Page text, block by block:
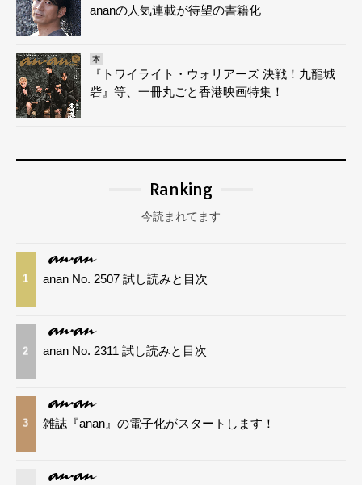
ananの人気連載が待望の書籍化
本
『トワイライト・ウォリアーズ 決戦！九龍城
砦』等、一冊丸ごと香港映画特集！
Ranking
今読まれてます
1 anan No. 2507 試し読みと目次
2 anan No. 2311 試し読みと目次
3 雑誌『anan』の電子化がスタートします！